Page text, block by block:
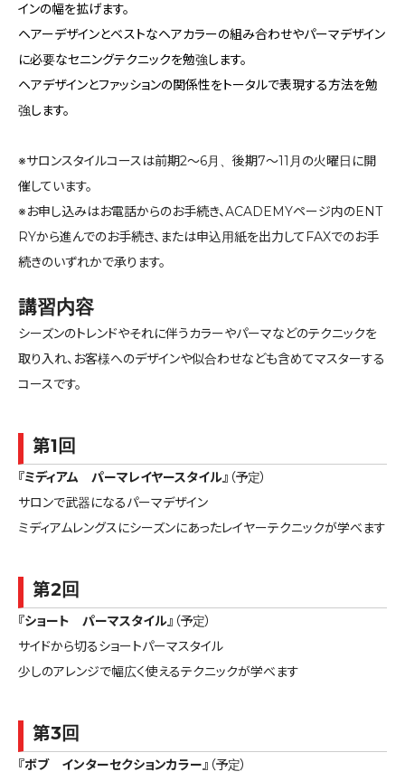
インの幅を拡げます。
ヘアーデザインとベストなヘアカラーの組み合わせやパーマデザイン
に必要なセニングテクニックを勉強します。
ヘアデザインとファッションの関係性をトータルで表現する方法を勉
強します。
※サロンスタイルコースは前期2〜6月、後期7〜11月の火曜日に開
催しています。
※お申し込みはお電話からのお手続き、ACADEMYページ内のENT
RYから進んでのお手続き、または申込用紙を出力してFAXでのお手
続きのいずれかで承ります。
講習内容
シーズンのトレンドやそれに伴うカラーやパーマなどのテクニックを
取り入れ、お客様へのデザインや似合わせなども含めてマスターする
コースです。
第1回
『ミディアム パーマレイヤースタイル』 （予定）
サロンで武器になるパーマデザイン
ミディアムレングスにシーズンにあったレイヤーテクニックが学べます
第2回
『ショート パーマスタイル』 （予定）
サイドから切るショートパーマスタイル
少しのアレンジで幅広く使えるテクニックが学べます
第3回
『ボブ インターセクションカラー』 （予定）